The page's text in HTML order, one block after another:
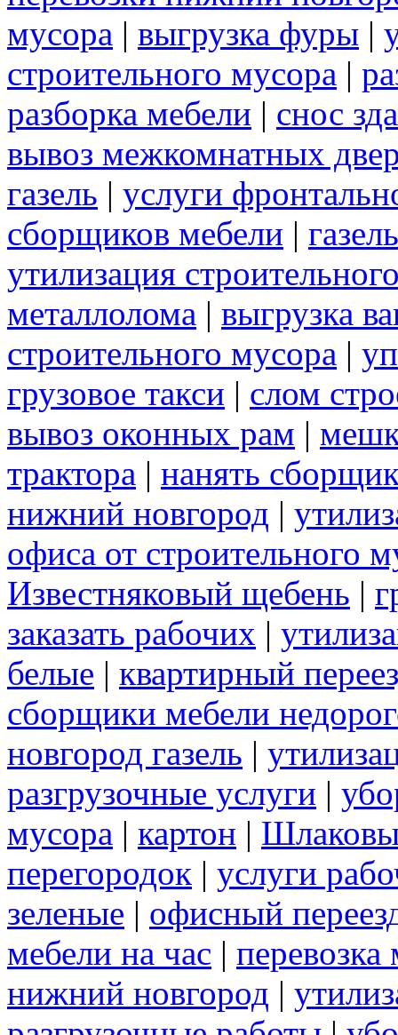
мусора | выгрузка фуры |
строительного мусора |
разборка мебели | снос
вывоз межкомнатных
газель | услуги
сборщиков мебели |
утилизация
металлолома | выгрузка
строительного мусора |
грузовое такси | слом
вывоз оконных рам |
трактора | нанять
нижний новгород |
офиса от строительного
Известняковый щебень |
заказать рабочих |
белые | квартирный
сборщики мебели
новгород газель |
разгрузочные услуги |
мусора | картон |
перегородок | услуги
зеленые | офисный
мебели на час |
нижний новгород |